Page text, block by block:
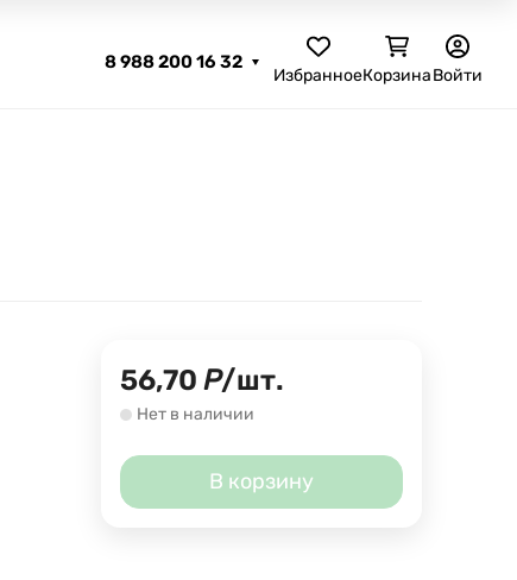
8 988 200 16 32
ИзбранноеКорзинаВойти
56,70 Р/шт.
Нет в наличии
В корзину